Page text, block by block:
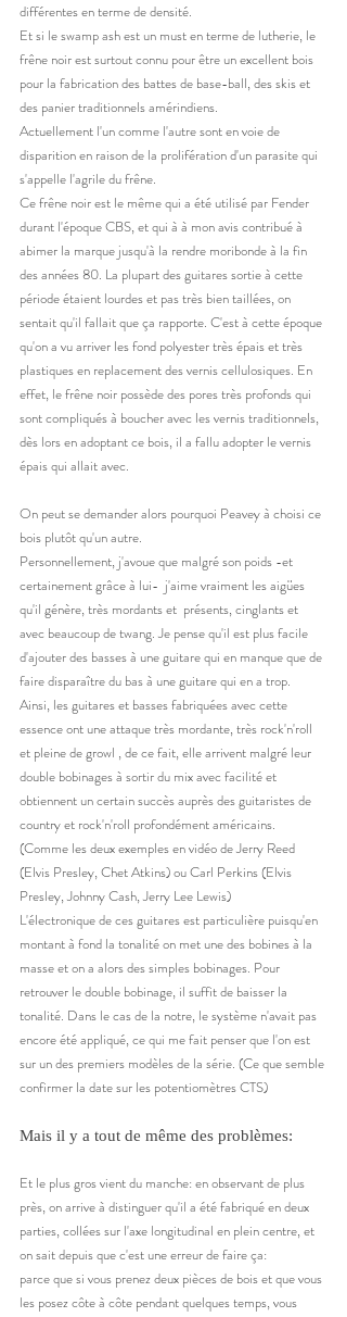
différentes en terme de densité.
Et si le swamp ash est un must en terme de lutherie, le
frêne noir est surtout connu pour être un excellent bois
pour la fabrication des battes de base-ball, des skis et
des panier traditionnels amérindiens.
Actuellement l'un comme l'autre sont en voie de
disparition en raison de la prolifération d'un parasite qui
s'appelle l'agrile du frêne.
Ce frêne noir est le même qui a été utilisé par Fender
durant l'époque CBS, et qui à à mon avis contribué à
abimer la marque jusqu'à la rendre moribonde à la fin
des années 80. La plupart des guitares sortie à cette
période étaient lourdes et pas très bien taillées, on
sentait qu'il fallait que ça rapporte. C'est à cette époque
qu'on a vu arriver les fond polyester très épais et très
plastiques en replacement des vernis cellulosiques. En
effet, le frêne noir possède des pores très profonds qui
sont compliqués à boucher avec les vernis traditionnels,
dès lors en adoptant ce bois, il a fallu adopter le vernis
épais qui allait avec.
On peut se demander alors pourquoi Peavey à choisi ce
bois plutôt qu'un autre.
Personnellement, j'avoue que malgré son poids -et
certainement grâce à lui-  j'aime vraiment les aigües
qu'il génère, très mordants et  présents, cinglants et
avec beaucoup de twang. Je pense qu'il est plus facile
d'ajouter des basses à une guitare qui en manque que de
faire disparaître du bas à une guitare qui en a trop.
Ainsi, les guitares et basses fabriquées avec cette
essence ont une attaque très mordante, très rock'n'roll
et pleine de growl , de ce fait, elle arrivent malgré leur
double bobinages à sortir du mix avec facilité et
obtiennent un certain succès auprès des guitaristes de
country et rock'n'roll profondément américains.
(Comme les deux exemples en vidéo de Jerry Reed
(Elvis Presley, Chet Atkins) ou Carl Perkins (Elvis
Presley, Johnny Cash, Jerry Lee Lewis)
L'électronique de ces guitares est particulière puisqu'en
montant à fond la tonalité on met une des bobines à la
masse et on a alors des simples bobinages. Pour
retrouver le double bobinage, il suffit de baisser la
tonalité. Dans le cas de la notre, le système n'avait pas
encore été appliqué, ce qui me fait penser que l'on est
sur un des premiers modèles de la série. (Ce que semble
confirmer la date sur les potentiomètres CTS)
Mais il y a tout de même des problèmes:
Et le plus gros vient du manche: en observant de plus
près, on arrive à distinguer qu'il a été fabriqué en deux
parties, collées sur l'axe longitudinal en plein centre, et
on sait depuis que c'est une erreur de faire ça:
parce que si vous prenez deux pièces de bois et que vous
les posez côte à côte pendant quelques temps, vous